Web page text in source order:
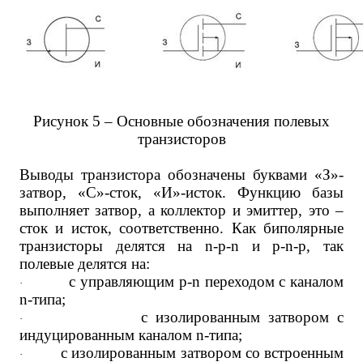
Рисунок 5 – Основные обозначения полевых
транзисторов
Выводы транзистора обозначены буквами «З»-
затвор, «С»-сток, «И»-исток. Функцию базы
выполняет затвор, а коллектор и эмиттер, это –
сток и исток, соответственно. Как биполярные
транзисторы делятся на n-p-n и p-n-p, так
полевые делятся на:
·
с управляющим p-n переходом с каналом
n-типа;
·
с изолированным затвором с
индуцированным каналом n-типа;
· с изолированным затвором со встроенным